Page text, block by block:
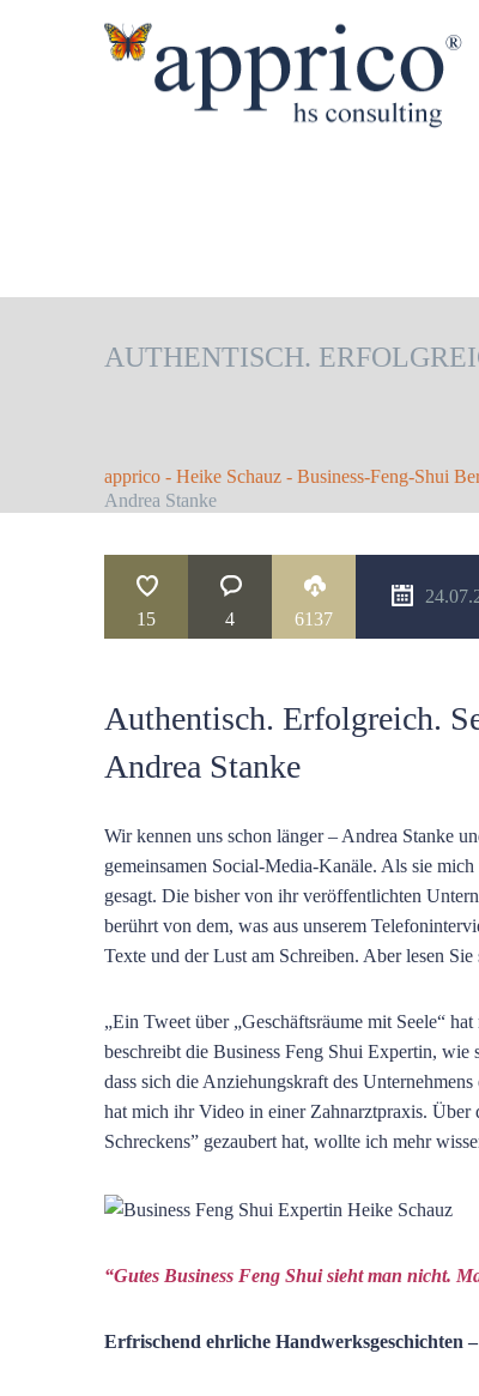
AUTHENTISCH.
apprico - Heike Schauz - Business-Feng-Shui
Andrea Stanke
15 4 6137
Authentisch. Erfolgreich.
Andrea Stanke
Wir kennen uns schon länger – Andrea Stanke
gemeinsamen Social-Media-Kanäle. Als sie
gesagt. Die bisher von ihr veröffentlichten
berührt von dem, was aus unserem
Texte und der Lust am Schreiben. Aber lesen Sie
„Ein Tweet über „Geschäftsräume mit Seele“
beschreibt die Business Feng Shui Expertin,
dass sich die Anziehungskraft des Unternehmens
hat mich ihr Video in einer Zahnarztpraxis. Über
Schreckens” gezaubert hat, wollte ich mehr
“Gutes Business Feng Shui sieht man nicht.
Erfrischend ehrliche Handwerksgeschichten